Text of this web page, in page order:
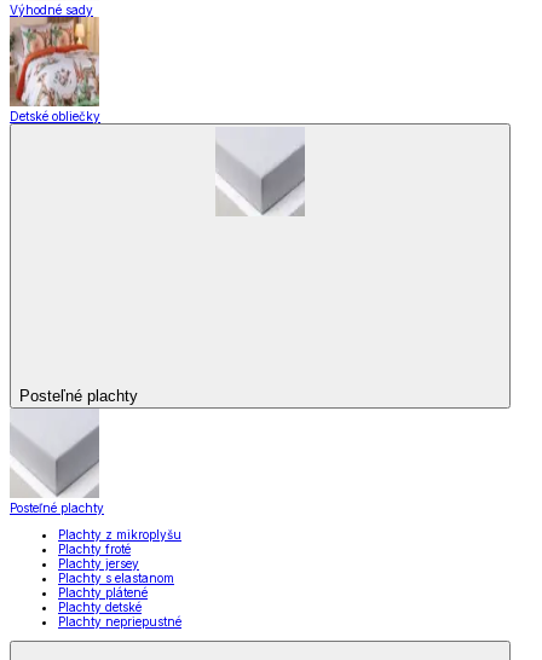
Výhodné sady
Detské obliečky
Posteľné plachty
Posteľné plachty
Plachty z mikroplyšu
Plachty froté
Plachty jersey
Plachty s elastanom
Plachty plátené
Plachty detské
Plachty nepriepustné